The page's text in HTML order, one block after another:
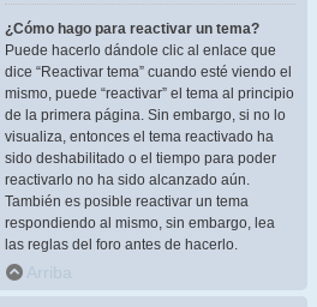
¿Cómo hago para reactivar un tema?
Puede hacerlo dándole clic al enlace que
dice “Reactivar tema” cuando esté viendo el
mismo, puede “reactivar” el tema al principio
de la primera página. Sin embargo, si no lo
visualiza, entonces el tema reactivado ha
sido deshabilitado o el tiempo para poder
reactivarlo no ha sido alcanzado aún.
También es posible reactivar un tema
respondiendo al mismo, sin embargo, lea
las reglas del foro antes de hacerlo.
Arriba